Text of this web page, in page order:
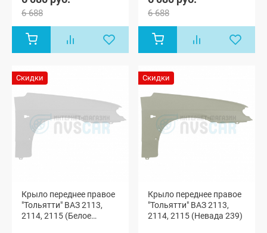
6 688 6 688
Скидки
Крыло переднее правое
"Тольятти" ВАЗ 2113,
2114, 2115 (Белое
Скидки
Крыло переднее правое
"Тольятти" ВАЗ 2113,
2114, 2115 (Невада 239)